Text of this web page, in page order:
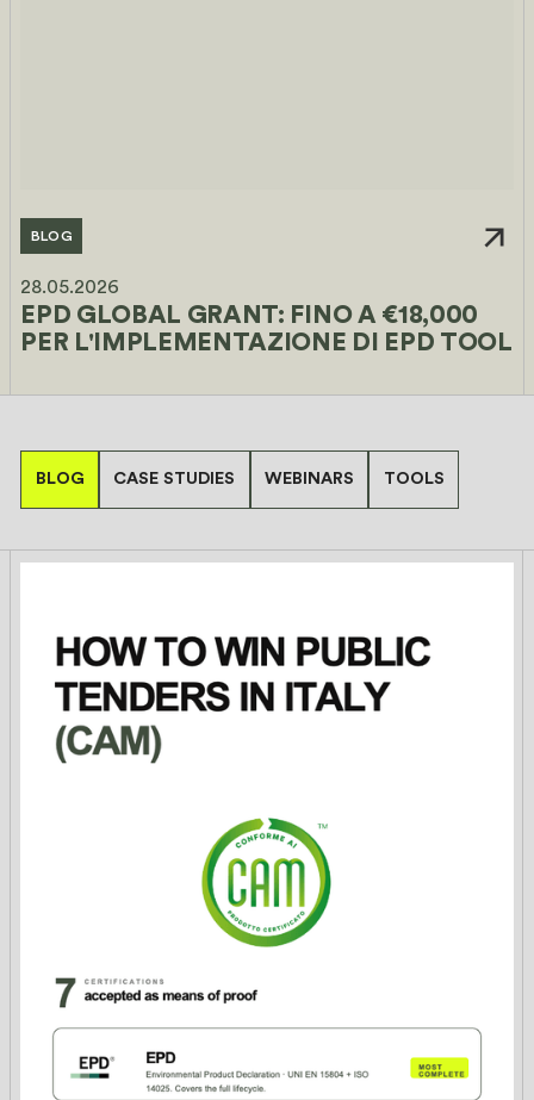
BLOG
28.05.2026
EPD GLOBAL GRANT: FINO A €18,000
PER L'IMPLEMENTAZIONE DI EPD TOOL
BLOG CASE STUDIES WEBINARS TOOLS